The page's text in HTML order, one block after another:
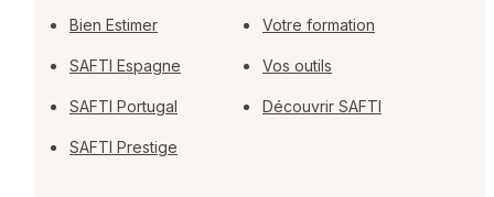
Bien Estimer
SAFTI Espagne
SAFTI Portugal
SAFTI Prestige
Votre formation
Vos outils
Découvrir SAFTI